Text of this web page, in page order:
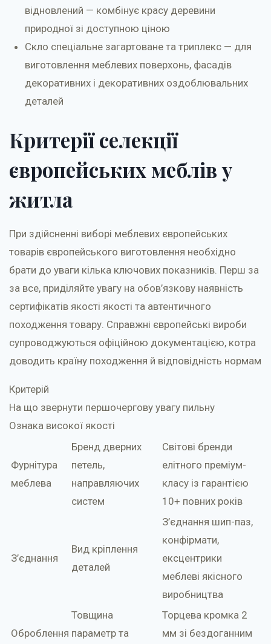
відновлений — комбінує красу деревини
природної зі доступною ціною
Скло спеціальне загартоване та триплекс — для
виготовлення меблевих поверхонь, фасадів
декоративних і декоративних оздоблювальних
деталей
Критерії селекції
європейських меблів у
житла
При здійсненні виборі меблевих європейських
товарів європейського виготовлення необхідно
брати до уваги кілька ключових показників. Перш за
за все, приділяйте увагу на обов’язкову наявність
сертифікатів якості якості та автентичного
походження товару. Справжні європейські вироби
супроводжуються офіційною документацією, котра
доводить країну походження й відповідність нормам
Критерій
На що звернути першочергову увагу пильну
Ознака високої якості
Фурнітура
меблева
Бренд дверних
петель,
направляючих
систем
Світові бренди
елітного преміум-
класу із гарантією
10+ повних років
З’єднання
Вид кріплення
деталей
З’єднання шип-паз,
конфірмати,
ексцентрики
меблеві якісного
виробництва
Оброблення
Товщина
параметр та
Торцева кромка 2
мм зі бездоганним